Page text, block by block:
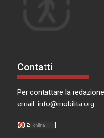
Contatti
Per contattare la redazione
email:info@mobilita.org